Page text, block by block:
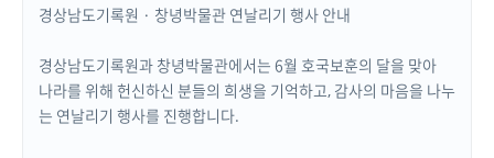
경상남도기록원 · 창녕박물관 연날리기 행사 안내
경상남도기록원과 창녕박물관에서는 6월 호국보훈의 달을 맞아
나라를 위해 헌신하신 분들의 희생을 기억하고, 감사의 마음을 나누
는 연날리기 행사를 진행합니다.